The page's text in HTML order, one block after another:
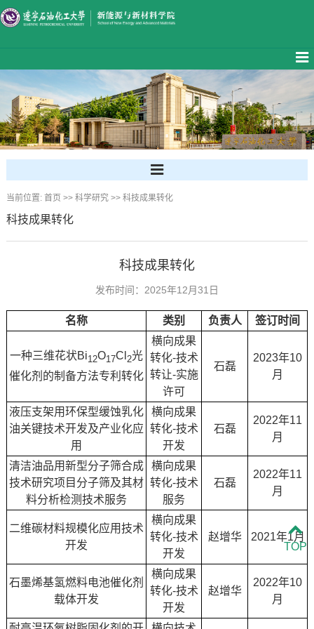
当前位置: 首页 >> 科学研究>> 科技成果转化
科技成果转化
科技成果转化
发布时间：2025年12月31日
名称 类别 负责人 签订时间
一种三维花状Bi12O17Cl 2光
催化剂的制备方法专利转化
横向成果
转化-技术
转让-实施
许可
石磊
2023年10
月
液压支架用环保型缓蚀乳化
油关键技术开发及产业化应
用
横向成果
转化-技术
开发
石磊
2022年11
月
清洁油品用新型分子筛合成
技术研究项目分子筛及其材
料分析检测技术服务
横向成果
转化-技术
服务
石磊
2022年11
月
二维碳材料规模化应用技术
开发
横向成果
转化-技术
开发
赵增华 2021年1月
石墨烯基氢燃料电池催化剂
载体开发
横向成果
转化-技术
开发
赵增华
2022年10
月
TOP